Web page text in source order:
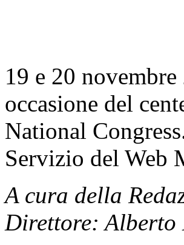
19 e 20
occasione del
National
Servizio del Web
A cura della
Direttore: Alberto